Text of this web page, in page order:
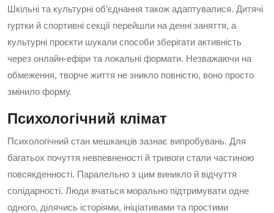
Шкільні та культурні об’єднання також адаптувалися. Дитячі
гуртки й спортивні секції перейшли на денні заняття, а
культурні проєкти шукали способи зберігати активність
через онлайн‑ефіри та локальні формати. Незважаючи на
обмеження, творче життя не зникло повністю, воно просто
змінило форму.
Психологічний клімат
Психологічний стан мешканців зазнає випробувань. Для
багатьох почуття невпевненості й тривоги стали частиною
повсякденності. Паралельно з цим виникло й відчуття
солідарності. Люди вчаться морально підтримувати одне
одного, ділячись історіями, ініціативами та простими